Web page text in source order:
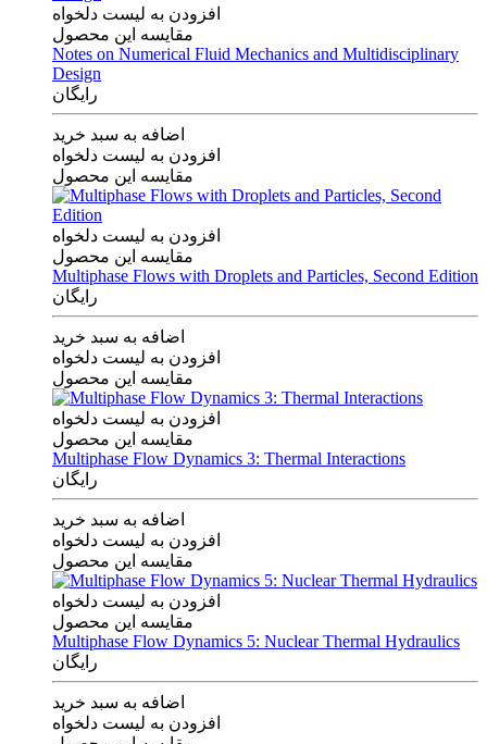
افزودن به لیست دلخواه
مقایسه این محصول
Notes on Numerical Fluid Mechanics and Multidisciplinary
Design
رایگان
اضافه به سبد خرید
افزودن به لیست دلخواه
مقایسه این محصول
افزودن به لیست دلخواه
مقایسه این محصول
Multiphase Flows with Droplets and Particles, Second Edition
رایگان
اضافه به سبد خرید
افزودن به لیست دلخواه
مقایسه این محصول
افزودن به لیست دلخواه
مقایسه این محصول
Multiphase Flow Dynamics 3: Thermal Interactions
رایگان
اضافه به سبد خرید
افزودن به لیست دلخواه
مقایسه این محصول
افزودن به لیست دلخواه
مقایسه این محصول
Multiphase Flow Dynamics 5: Nuclear Thermal Hydraulics
رایگان
اضافه به سبد خرید
افزودن به لیست دلخواه